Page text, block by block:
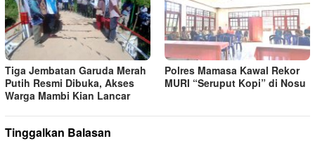
Tiga Jembatan Garuda Merah
Putih Resmi Dibuka, Akses
Warga Mambi Kian Lancar
Polres Mamasa Kawal Rekor
MURI “Seruput Kopi” di Nosu
Tinggalkan Balasan